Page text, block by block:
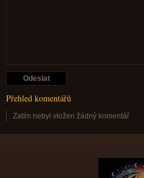
Přehled komentářů
Zatím nebyl vložen žádný komentář